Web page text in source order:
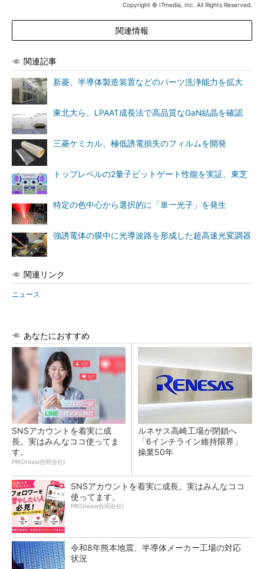
Copyright © ITmedia, Inc. All Rights Reserved.
関連情報
関連記事
新菱、半導体製造装置などのパーツ洗浄能力を拡大
東北大ら、LPAAT成長法で高品質なGaN結晶を確認
三菱ケミカル、極低誘電損失のフィルムを開発
トップレベルの2量子ビットゲート性能を実証、東芝
特定の色中心から選択的に「単一光子」を発生
強誘電体の膜中に光導波路を形成した超高速光変調器
関連リンク
ニュース
あなたにおすすめ
SNSアカウントを着実に成
長。実はみんなココ使ってま
す。
PR(Dreaw合同会社)
ルネサス高崎工場が閉鎖へ
「6インチライン維持限界」
操業50年
SNSアカウントを着実に成長。実はみんなココ
使ってます。
PR(Dreaw合同会社)
令和8年熊本地震、半導体メーカー工場の対応
状況